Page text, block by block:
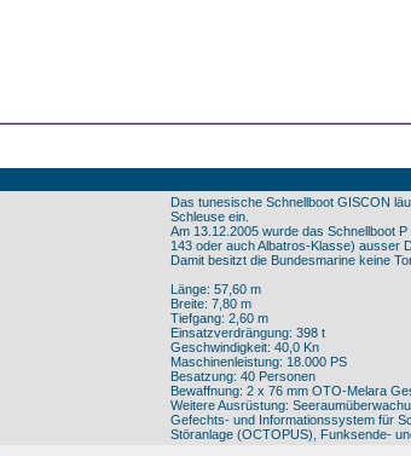
Das tunesische Schnellboot GISCON
Schleuse ein.
Am 13.12.2005 wurde das Schnellboot
143 oder auch Albatros-Klasse) ausser
Damit besitzt die Bundesmarine keine
Länge: 57,60 m
Breite: 7,80 m
Tiefgang: 2,60 m
Einsatzverdrängung: 398 t
Geschwindigkeit: 40,0 Kn
Maschinenleistung: 18.000 PS
Besatzung: 40 Personen
Bewaffnung: 2 x 76 mm OTO-Melara
Weitere Ausrüstung:
Gefechts- und Informationssystem für
Störanlage (OCTOPUS), Funksende-